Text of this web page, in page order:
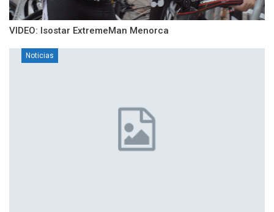
VIDEO: Isostar ExtremeMan Menorca
Noticias